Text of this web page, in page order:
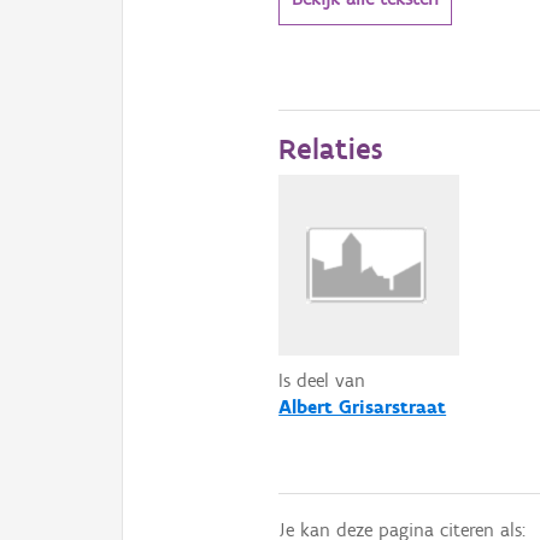
Relaties
Is deel van
Albert Grisarstraat
Je kan deze pagina citeren als: